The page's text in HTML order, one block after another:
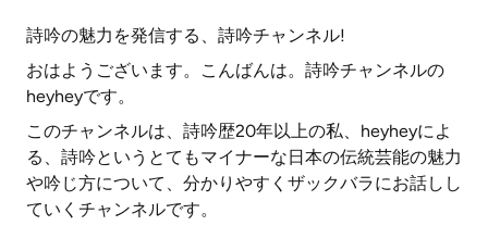
詩吟の魅力を発信する、詩吟チャンネル!
おはようございます。こんばんは。詩吟チャンネルの
heyheyです。
このチャンネルは、詩吟歴20年以上の私、heyheyによ
る、詩吟というとてもマイナーな日本の伝統芸能の魅力
や吟じ方について、分かりやすくザックバラにお話しし
ていくチャンネルです。